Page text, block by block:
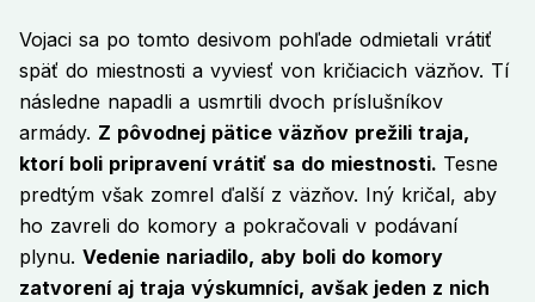
Vojaci sa po tomto desivom pohľade odmietali vrátiť
späť do miestnosti a vyviesť von kričiacich väzňov. Tí
následne napadli a usmrtili dvoch príslušníkov
armády. Z pôvodnej pätice väzňov prežili traja,
ktorí boli pripravení vrátiť sa do miestnosti. Tesne
predtým však zomrel ďalší z väzňov. Iný kričal, aby
ho zavreli do komory a pokračovali v podávaní
plynu. Vedenie nariadilo, aby boli do komory
zatvorení aj traja výskumníci, avšak jeden z nich